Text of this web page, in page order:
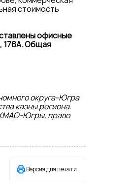
стоимость
офисные
176А. Общая
округа-Югра
казны региона.
ХМАО-Югры, право
Версия для печати